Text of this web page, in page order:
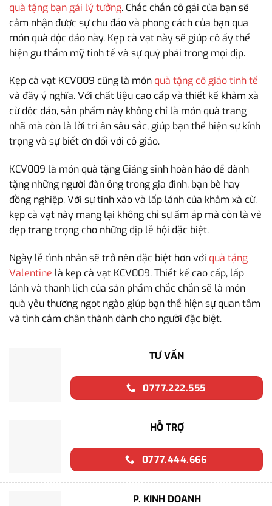
quà tặng bạn gái lý tưởng. Chắc chắn cô gái của bạn sẽ
cảm nhận được sự chu đáo và phong cách của bạn qua
món quà độc đáo này. Kẹp cà vạt này sẽ giúp cô ấy thể
hiện gu thẩm mỹ tinh tế và sự quý phái trong mọi dịp.
Kẹp cà vạt KCV009 cũng là món quà tặng cô giáo tinh tế
và đầy ý nghĩa. Với chất liệu cao cấp và thiết kế khảm xà
cừ độc đáo, sản phẩm này không chỉ là món quà trang
nhã mà còn là lời tri ân sâu sắc, giúp bạn thể hiện sự kính
trọng và sự biết ơn đối với cô giáo.
KCV009 là món quà tặng Giáng sinh hoàn hảo để dành
tặng những người đàn ông trong gia đình, bạn bè hay
đồng nghiệp. Với sự tinh xảo và lấp lánh của khảm xà cừ,
kẹp cà vạt này mang lại không chỉ sự ấm áp mà còn là vẻ
đẹp trang trọng cho những dịp lễ hội đặc biệt.
Ngày lễ tình nhân sẽ trở nên đặc biệt hơn với quà tặng
Valentine là kẹp cà vạt KCV009. Thiết kế cao cấp, lấp
lánh và thanh lịch của sản phẩm chắc chắn sẽ là món
quà yêu thương ngọt ngào giúp bạn thể hiện sự quan tâm
và tình cảm chân thành dành cho người đặc biệt.
TƯ VẤN
0777.222.555
HỖ TRỢ
0777.444.666
P. KINH DOANH